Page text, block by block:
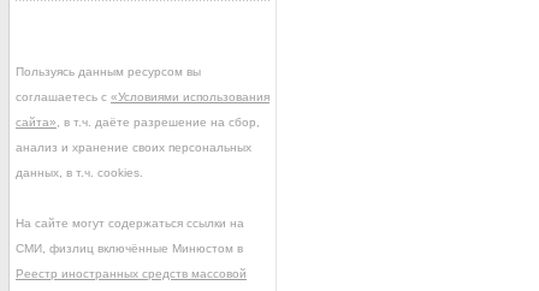
Пользуясь данным ресурсом вы
соглашаетесь с «Условиями использования
сайта» , в т.ч. даёте разрешение на сбор,
анализ и хранение своих персональных
данных, в т.ч. cookies.
На сайте могут содержаться ссылки на
СМИ, физлиц включённые Минюстом в
Реестр иностранных средств массовой